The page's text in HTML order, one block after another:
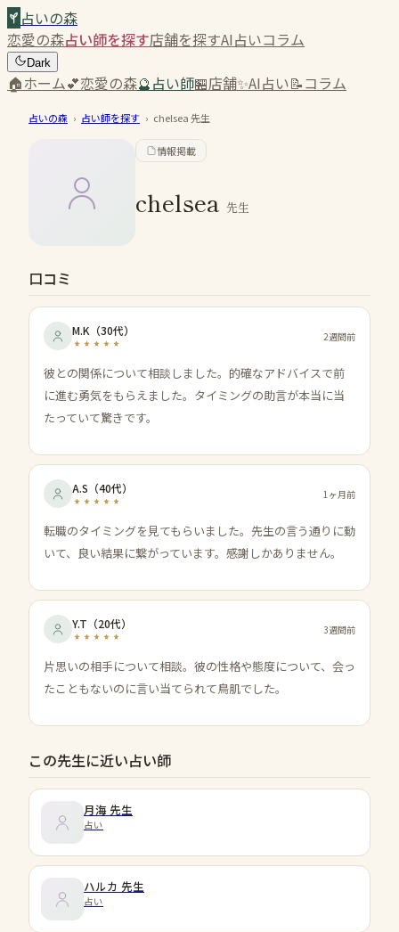
占いの森
恋愛の森占い師を探す店舗を探すAI占いコラム
Dark
🏠ホーム💕恋愛の森🔮占い師🏪店舗✨AI占い📝コラム
占いの森 › 占い師を探す › chelsea先生
情報掲載
chelsea 先生
口コミ
M.K （30代） 2週間前
彼との関係について相談しました。的確なアドバイスで前
に進む勇気をもらえました。タイミングの助言が本当に当
たっていて驚きです。
A.S （40代） 1ヶ月前
転職のタイミングを見てもらいました。先生の言う通りに動
いて、良い結果に繋がっています。感謝しかありません。
Y.T （20代） 3週間前
片思いの相手について相談。彼の性格や態度について、会っ
たこともないのに言い当てられて鳥肌でした。
この先生に近い占い師
月海 先生
占い
ハルカ 先生
占い